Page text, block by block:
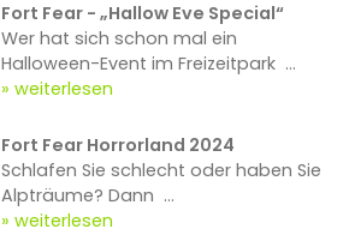
Fort Fear - „Hallow Eve Special“
Wer hat sich schon mal ein
Halloween-Event im Freizeitpark ...
weiterlesen
Fort Fear Horrorland 2024
Schlafen Sie schlecht oder haben Sie
Alpträume? Dann ...
weiterlesen